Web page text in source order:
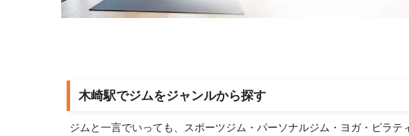
木崎駅でジムをジャンルから探す
ジムと一言でいっても、スポーツジム・パーソナルジム・ヨガ・ピラ